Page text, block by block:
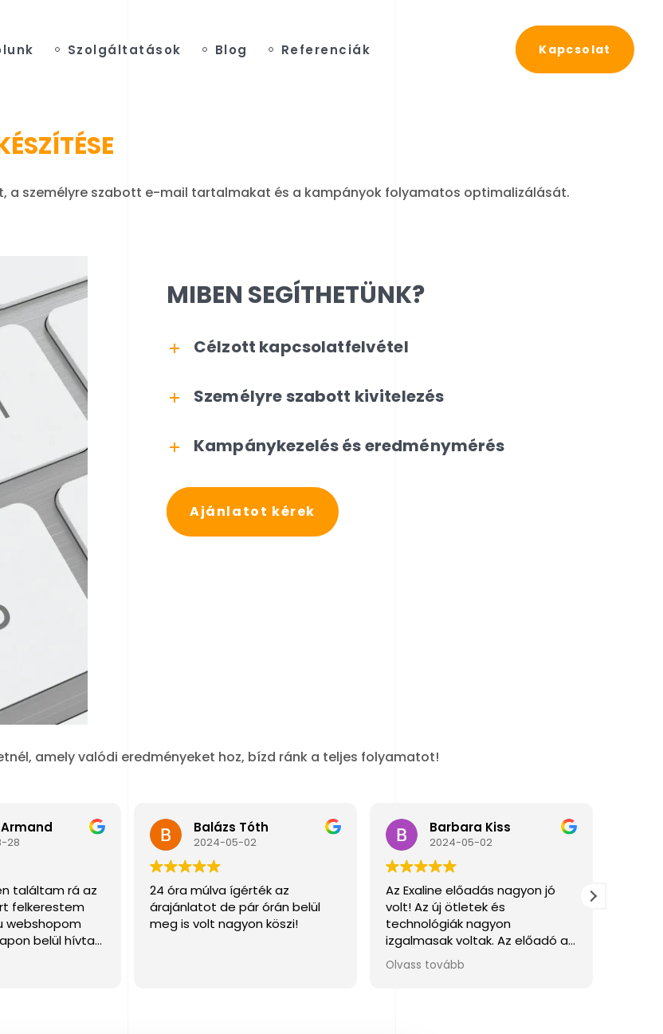
Szolgáltatások Blog Referenciák Kapcsolat
a személyre szabott e-mail tartalmakat és a kampányok folyamatos optimalizálását.
MIBEN SEGÍTHETÜNK?
Célzott kapcsolatfelvétel
Személyre szabott kivitelezés
Kampánykezelés és eredménymérés
Ajánlatot kérek
amely valódi eredményeket hoz, bízd ránk a teljes folyamatot!
28
találtam rá az
felkerestem
webshopom
belül hívtak
kedves,
Rengeteg
Balázs Tóth
2024-05-02
24 óra múlva ígérték az
árajánlatot de pár órán belül
meg is volt nagyon köszi!
Barbara Kiss
2024-05-02
Az Exaline előadás nagyon jó
volt! Az új ötletek és
technológiák nagyon
izgalmasak voltak. Az előadó a
résztvevők bevonásával adta
át az aktuális információkat.
Olvass tovább